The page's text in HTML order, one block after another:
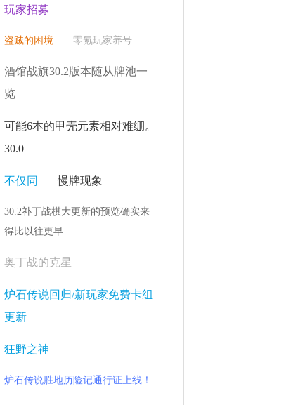
玩家招募
盗贼的困境 零氪玩家养号
酒馆战旗30.2版本随从牌池一
览
可能6本的甲壳元素相对难绷。
30.0
不仅同 慢牌现象
30.2补丁战棋大更新的预览确实来
得比以往更早
奥丁战的克星
炉石传说回归/新玩家免费卡组
更新
狂野之神
炉石传说胜地历险记通行证上线！